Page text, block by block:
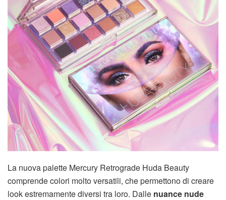
La nuova palette Mercury Retrograde Huda Beauty
comprende colori molto versatili, che permettono di creare
look estremamente diversi tra loro. Dalle nuance nude